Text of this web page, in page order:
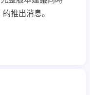
推出消息。